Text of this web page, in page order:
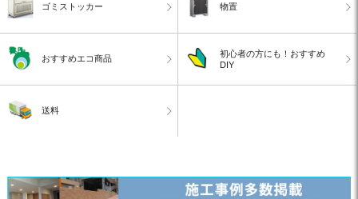
ゴミストッカー 物置
おすすめエコ商品
初心者の方にも！おすすめ
DIY
送料